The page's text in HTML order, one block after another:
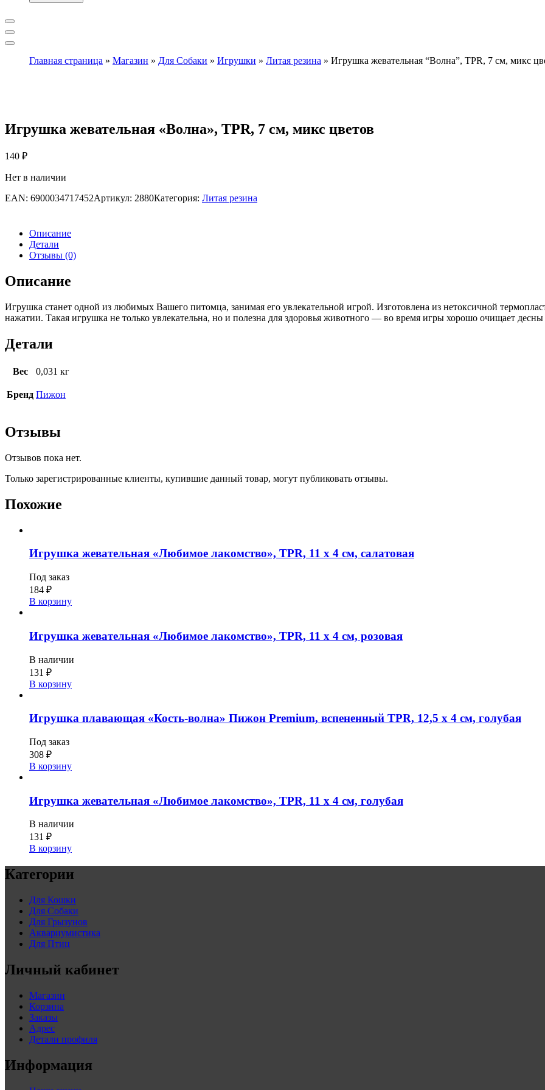
Главная страница » Магазин » Для Собаки » Игрушки » Литая резина » Игрушка жевательная “Волна”, TPR, 7 см, микс
Игрушка жевательная «Волна», TPR, 7 см, микс цветов
140 ₽
Нет в наличии
EAN: 6900034717452Артикул: 2880Категория: Литая резина
Описание
Детали
Отзывы (0)
Описание
Игрушка станет одной из любимых Вашего питомца, занимая его увлекательной игрой. Изготовлена из нетоксичной
нажатии. Такая игрушка не только увлекательна, но и полезна для здоровья животного — во время игры хорошо очищает десны
Детали
Вес 0,031 кг
Бренд Пижон
Отзывы
Отзывов пока нет.
Только зарегистрированные клиенты, купившие данный товар, могут публиковать отзывы.
Похожие
Игрушка жевательная «Любимое лакомство», TPR, 11 х 4 см, салатовая
Под заказ
184 ₽
В корзину
Игрушка жевательная «Любимое лакомство», TPR, 11 х 4 см, розовая
В наличии
131 ₽
В корзину
Игрушка плавающая «Кость-волна» Пижон Premium, вспененный TPR, 12,5 х 4 см, голубая
Под заказ
308 ₽
В корзину
Игрушка жевательная «Любимое лакомство», TPR, 11 х 4 см, голубая
В наличии
131 ₽
В корзину
Категории
Для Кошки
Для Собаки
Для Грызунов
Аквариумистика
Для Птиц
Личный кабинет
Магазин
Корзина
Заказы
Адрес
Детали профиля
Информация